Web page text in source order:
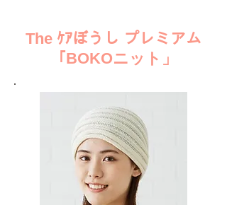
​The ｹｱぼうし プレミアム
「BOKOニット」